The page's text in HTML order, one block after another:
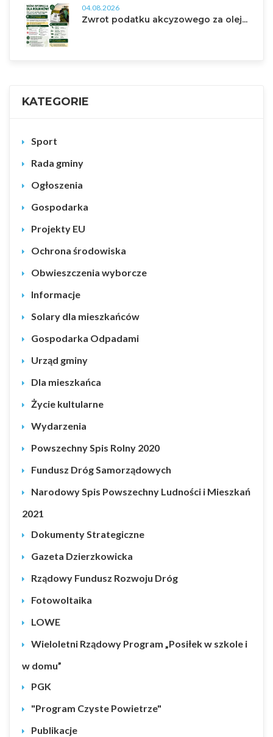
04.08.2026
Zwrot podatku akcyzowego za olej...
KATEGORIE
Sport
Rada gminy
Ogłoszenia
Gospodarka
Projekty EU
Ochrona środowiska
Obwieszczenia wyborcze
Informacje
Solary dla mieszkańców
Gospodarka Odpadami
Urząd gminy
Dla mieszkańca
Życie kultularne
Wydarzenia
Powszechny Spis Rolny 2020
Fundusz Dróg Samorządowych
Narodowy Spis Powszechny Ludności i Mieszkań
2021
Dokumenty Strategiczne
Gazeta Dzierzkowicka
Rządowy Fundusz Rozwoju Dróg
Fotowoltaika
LOWE
Wieloletni Rządowy Program „Posiłek w szkole i
w domu”
PGK
"Program Czyste Powietrze"
Publikacje